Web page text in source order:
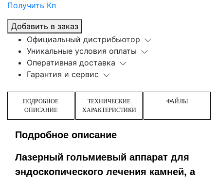
Получить Кп
Добавить в заказ
Официальный дистрибьютор
Уникальные условия оплаты
Оперативная доставка
Гарантия и сервис
ПОДРОБНОЕ
ОПИСАНИЕ
ТЕХНИЧЕСКИЕ
ХАРАКТЕРИСТИКИ
ФАЙЛЫ
Подробное описание
Лазерный гольмиевый аппарат для
эндоскопического лечения камней, а